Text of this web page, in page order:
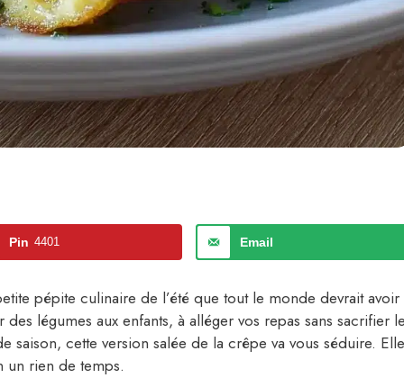
Pin 4401 Email
pépite culinaire de l’été que tout le monde devrait avoir
légumes aux enfants, à alléger vos repas sans sacrifier
saison, cette version salée de la crêpe va vous séduire. Elle
un rien de temps.